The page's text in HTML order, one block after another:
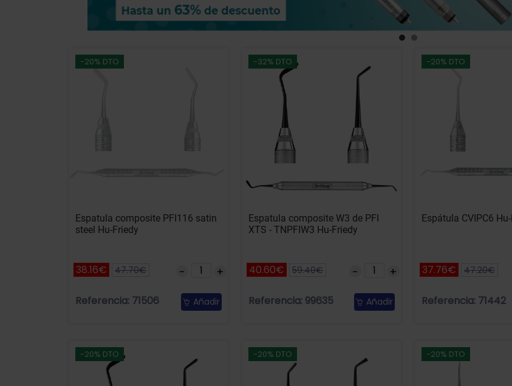
-20% DTO
Espatula composite PFI116 satin
steel Hu-Friedy
38.16€ 47.70€
Referencia: 71506 Añadir
-32% DTO
Espatula composite W3 de PFI
XTS - TNPFIW3 Hu-Friedy
40.60€ 59.40€
Referencia: 99635 Añadir
-20% DTO
Espátula CVIPC6
37.76€ 47.20€
Referencia: 71442
-20% DTO -20% DTO -20% DTO